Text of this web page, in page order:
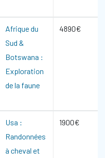
Afrique du
Sud &
Botswana :
Exploration
de la faune
4890€
Usa :
Randonnées
à cheval et
1900€